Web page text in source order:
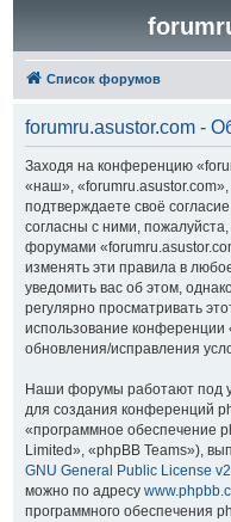
Список форумов
forumru.asustor.com -
Заходя на конференцию
«наш»,
подтверждаете своё
согласны с ними,
форумами
изменять эти правила в
уведомить вас об этом,
регулярно просматривать
использование конференции
обновления/исправления
Наши форумы работают под
для создания конференций
«программное обеспечение
Limited», «phpBB Teams»),
GNU General Public License v2
можно по адресу
программного обеспечения